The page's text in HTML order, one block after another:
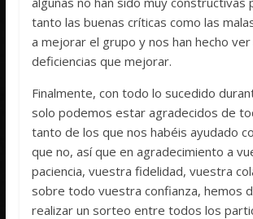
tanto las buenas críticas como las
a mejorar el grupo y nos han hecho
deficiencias que mejorar.
Finalmente, con todo lo sucedido
solo podemos estar agradecidos de
tanto de los que nos habéis ayudado
que no, así que en agradecimiento a
paciencia, vuestra fidelidad, vuestra
sobre todo vuestra confianza, hemos
realizar un sorteo entre todos los